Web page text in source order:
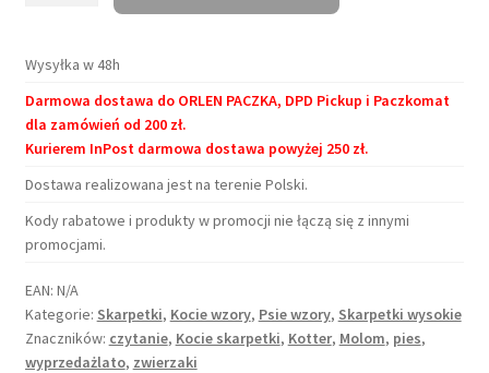
zwierzaki
Wysyłka w 48h
Darmowa dostawa do ORLEN PACZKA, DPD Pickup i Paczkomat
dla zamówień od 200 zł.
Kurierem InPost darmowa dostawa powyżej 250 zł.
Dostawa realizowana jest na terenie Polski.
Kody rabatowe i produkty w promocji nie łączą się z innymi
promocjami.
EAN: N/A
Kategorie: Skarpetki, Kocie wzory, Psie wzory, Skarpetki wysokie
Znaczników: czytanie, Kocie skarpetki, Kotter, Molom, pies,
wyprzedażlato, zwierzaki